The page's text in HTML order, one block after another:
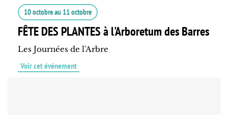
10 octobreau 11 octobre
FÊTE DES PLANTES à l'Arboretum des Barres
Les Journées de l'Arbre
Voir cet événement